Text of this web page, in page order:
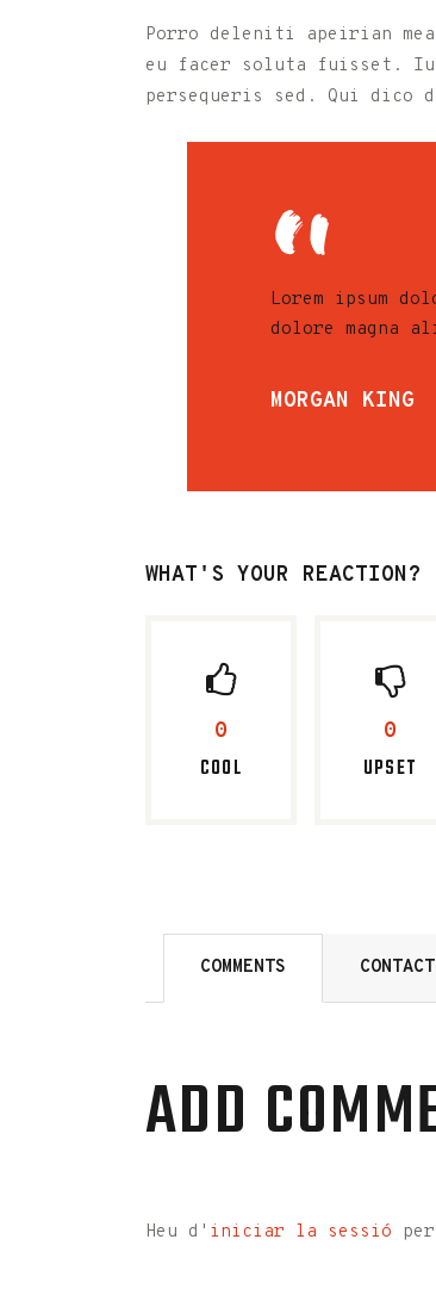
Porro deleniti apeirian
eu facer soluta fuisset.
persequeris sed. Qui dico
Lorem ipsum
dolore magna
MORGAN KING
WHAT'S YOUR REACTION?
0
COOL
0
UPSET
COMMENTS
ADD
Heu d' iniciar la sessió